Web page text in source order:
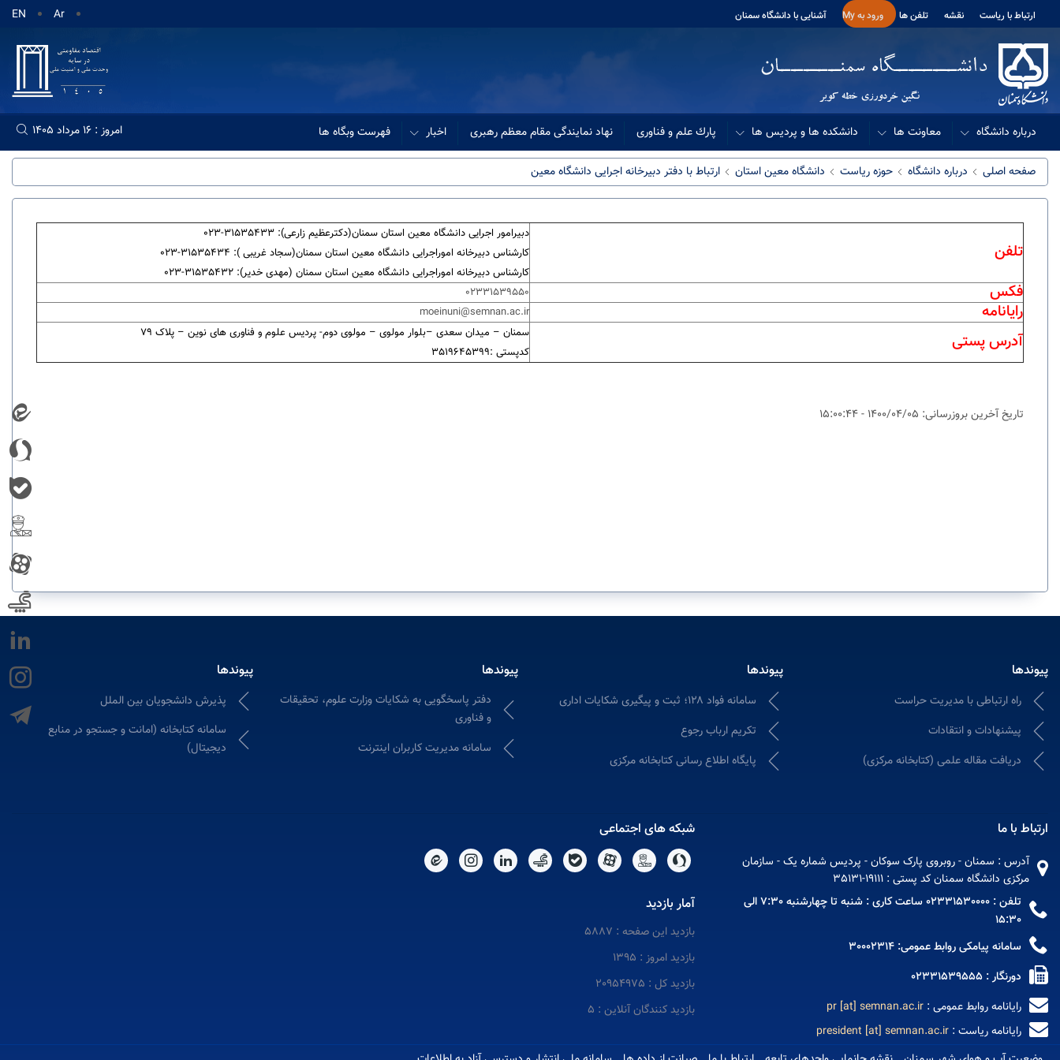
ارتباط با ریاست نقشه تلفن ها ورود به My آشنایی با دانشگاه سمنان EN Ar
درباره دانشگاه معاونت ها دانشکده ها و پردیس ها پارك علم و فناوری نهاد نمایندگی مقام معظم رهبری اخبار فهرست وبگاه ها امروز : 16 مرداد 1405
صفحه اصلی درباره دانشگاه حوزه ریاست دانشگاه معین استان ارتباط با دفتر دبیرخانه اجرایی دانشگاه معین
تلفن
دبیرامور اجرایی دانشگاه معین استان سمنان(دکترعظیم زارعی): 31535433-023
کارشناس دبیرخانه اموراجرایی دانشگاه معین استان سمنان(سجاد غریبی ): 31535434-023
کارشناس دبیرخانه اموراجرایی دانشگاه معین استان سمنان (مهدی خدیر): 31535432-023
فکس 02331539550
رایانامه moeinuni@semnan.ac.ir
آدرس پستی
سمنان – میدان سعدی –بلوار مولوی – مولوی دوم- پردیس علوم و فناوری های نوین – پلاک 79
کدپستی :3519645399
تاریخ آخرین بروزرسانی: 1400/04/05 - 15:00:44
پیوندها
راه ارتباطی با مدیریت حراست
پیشنهادات و انتقادات
دریافت مقاله علمی (کتابخانه مرکزی)
پیوندها
سامانه فواد ۱۲۸؛ ثبت و پیگیری شکایات اداری
تکریم ارباب رجوع
پایگاه اطلاع رسانی کتابخانه مرکزی
پیوندها
دفتر پاسخگویی به شکایات وزارت علوم، تحقیقات
و فناوری
سامانه مدیریت کاربران اینترنت
پیوندها
پذیرش دانشجویان بین الملل
سامانه كتابخانه (امانت و جستجو در منابع
دیجیتال)
ارتباط با ما
آدرس : سمنان - روبروی پارک سوکان - پردیس شماره یک - سازمان
مرکزی دانشگاه سمنان کد پستی : 19111-35131
تلفن : 02331530000 ساعت کاری : شنبه تا چهارشنبه 7:30 الی
15:30
سامانه پیامکی روابط عمومی: 30002314
دورنگار : 02331539555
رایانامه روابط عمومی : pr [at] semnan.ac.ir
رایانامه ریاست : president [at] semnan.ac.ir
شبکه های اجتماعی
آمار بازدید
بازدید این صفحه : 5887
بازدید امروز : 1395
بازدید کل : 20954975
بازدید کنندگان آنلاین : 5